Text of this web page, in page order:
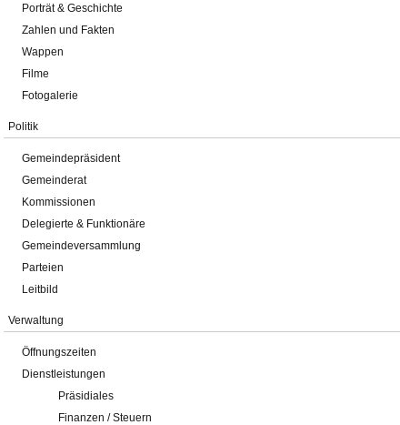
Porträt & Geschichte
Zahlen und Fakten
Wappen
Filme
Fotogalerie
Politik
Gemeindepräsident
Gemeinderat
Kommissionen
Delegierte & Funktionäre
Gemeindeversammlung
Parteien
Leitbild
Verwaltung
Öffnungszeiten
Dienstleistungen
Präsidiales
Finanzen / Steuern